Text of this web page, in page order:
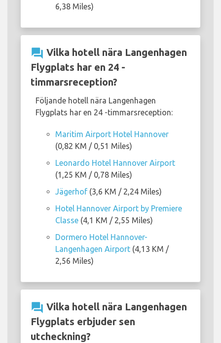
6,38 Miles)
question_answer Vilka hotell nära Langenhagen
Flygplats har en 24 -
timmarsreception?
Följande hotell nära Langenhagen
Flygplats har en 24 -timmarsreception:
Maritim Airport Hotel Hannover
(0,82 KM / 0,51 Miles)
Leonardo Hotel Hannover Airport
(1,25 KM / 0,78 Miles)
Jägerhof (3,6 KM / 2,24 Miles)
Hotel Hannover Airport by Premiere
Classe (4,1 KM / 2,55 Miles)
Dormero Hotel Hannover-
Langenhagen Airport (4,13 KM /
2,56 Miles)
question_answer Vilka hotell nära Langenhagen
Flygplats erbjuder sen
utcheckning?